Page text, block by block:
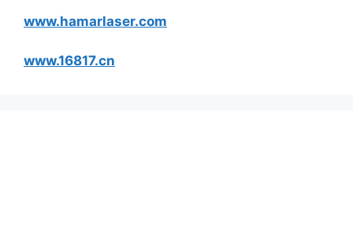
www.hamarlaser.com
www.16817.cn